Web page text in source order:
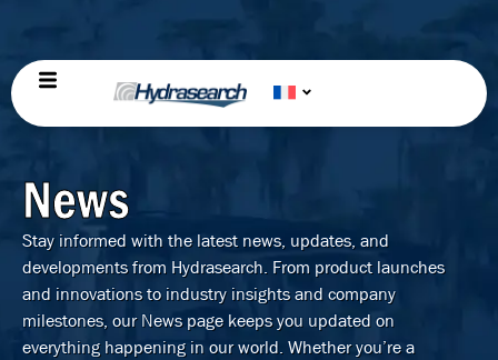
News
Stay informed with the latest news, updates, and
developments from Hydrasearch. From product launches
and innovations to industry insights and company
milestones, our News page keeps you updated on
everything happening in our world. Whether you’re a